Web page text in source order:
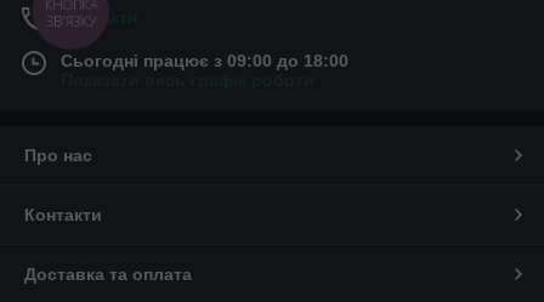
Контакти
Сьогодні працює з 09:00 до 18:00
Про нас
Контакти
Доставка та оплата
КНОПКА
ЗВ'ЯЗКУ